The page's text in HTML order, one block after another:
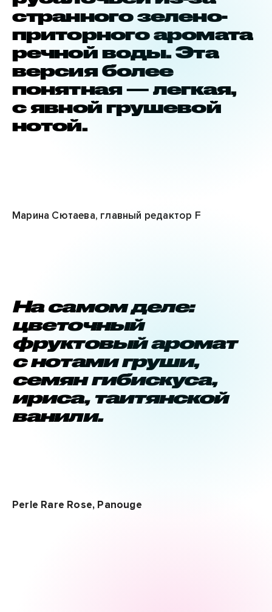
странного зелено-
приторного аромата
речной воды. Эта
версия более
понятная — легкая,
с явной грушевой
нотой.
Марина Сютаева, главный редактор F
На самом деле:
цветочный
фруктовый аромат
с нотами груши,
семян гибискуса,
ириса, таитянской
ванили.
Perle Rare Rose, Panouge